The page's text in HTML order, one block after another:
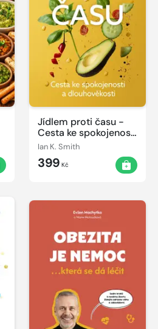
Jídlem proti času -
Cesta ke spokojenosti
a dlouhověkosti
Ian K. Smith
399 Kč